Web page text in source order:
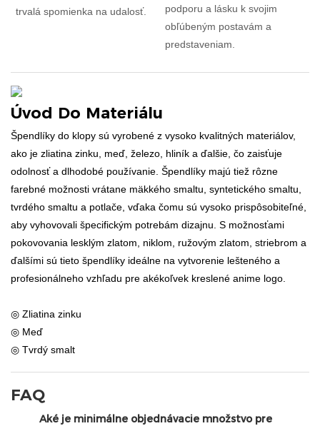
trvalá spomienka na udalosť.
podporu a lásku k svojim
obľúbeným postavám a
predstaveniam.
Úvod Do Materiálu
Špendlíky do klopy sú vyrobené z vysoko kvalitných materiálov,
ako je zliatina zinku, meď, železo, hliník a ďalšie, čo zaisťuje
odolnosť a dlhodobé používanie. Špendlíky majú tiež rôzne
farebné možnosti vrátane mäkkého smaltu, syntetického smaltu,
tvrdého smaltu a potlače, vďaka čomu sú vysoko prispôsobiteľné,
aby vyhovovali špecifickým potrebám dizajnu. S možnosťami
pokovovania lesklým zlatom, niklom, ružovým zlatom, striebrom a
ďalšími sú tieto špendlíky ideálne na vytvorenie lešteného a
profesionálneho vzhľadu pre akékoľvek kreslené anime logo.
◎ Zliatina zinku
◎ Meď
◎ Tvrdý smalt
FAQ
Aké je minimálne objednávacie množstvo pre